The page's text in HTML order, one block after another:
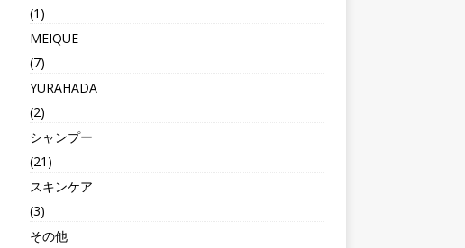
(1)
MEIQUE
(7)
YURAHADA
(2)
シャンプー
(21)
スキンケア
(3)
その他